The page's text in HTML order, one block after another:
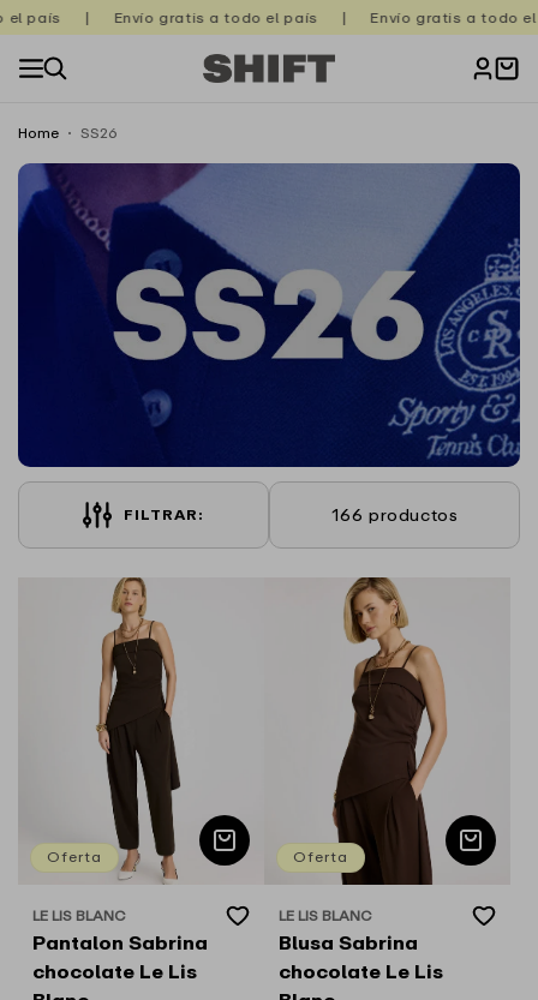
| Envío gratis a todo el país | Envío gratis a todo el
directamente
Carrito
Home SS26
FILTRAR: 166 productos
Oferta
Proveedor:
LE LIS BLANC
Add
to
Pantalon Sabrina
chocolate Le Lis
Oferta
Proveedor:
LE LIS BLANC
Add
to
Blusa Sabrina
chocolate Le Lis